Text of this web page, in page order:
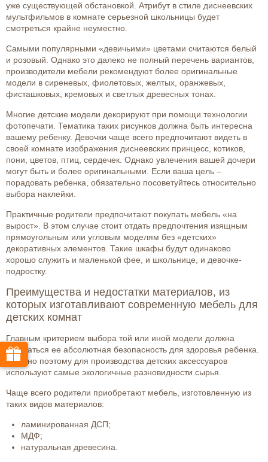
уже существующей обстановкой. Атрибут в стиле диснеевских
мультфильмов в комнате серьезной школьницы будет
смотреться крайне неуместно.
Самыми популярными «девичьими» цветами считаются белый
и розовый. Однако это далеко не полный перечень вариантов,
производители мебели рекомендуют более оригинальные
модели в сиреневых, фиолетовых, желтых, оранжевых,
фисташковых, кремовых и светлых древесных тонах.
Многие детские модели декорируют при помощи технологии
фотопечати. Тематика таких рисунков должна быть интересна
вашему ребенку. Девочки чаще всего предпочитают видеть в
своей комнате изображения диснеевских принцесс, котиков,
пони, цветов, птиц, сердечек. Однако увлечения вашей дочери
могут быть и более оригинальными. Если ваша цель –
порадовать ребенка, обязательно посоветуйтесь относительно
выбора наклейки.
Практичные родители предпочитают покупать мебель «на
вырост». В этом случае стоит отдать предпочтения изящным
прямоугольным или угловым моделям без «детских»
декоративных элементов. Такие шкафы будут одинаково
хорошо служить и маленькой фее, и школьнице, и девочке-
подростку.
Преимущества и недостатки материалов, из
которых изготавливают современную мебель для
детских комнат
Главным критерием выбора той или иной модели должна
оставаться ее абсолютная безопасность для здоровья ребенка.
Именно поэтому для производства детских аксессуаров
используют самые экологичные разновидности сырья.
Чаще всего родители приобретают мебель, изготовленную из
таких видов материалов:
ламинированная ДСП;
МДФ;
натуральная древесина.